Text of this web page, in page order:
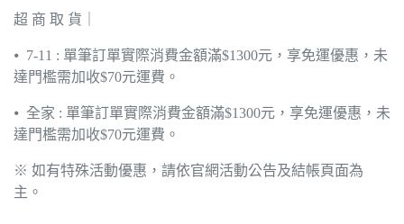
超 商 取 貨｜
⦁ 7-11 : 單筆訂單實際消費金額滿$1300元，享免運優惠，未
達門檻需加收$70元運費。
⦁ 全家 : 單筆訂單實際消費金額滿$1300元，享免運優惠，未
達門檻需加收$70元運費。
※ 如有特殊活動優惠，請依官網活動公告及結帳頁面為
主。